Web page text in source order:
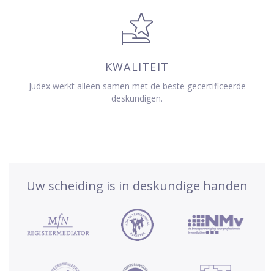
KWALITEIT
Judex werkt alleen samen met de beste gecertificeerde
deskundigen.
Uw scheiding is in deskundige handen